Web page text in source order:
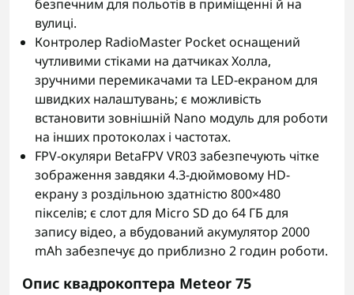
безпечним для польотів в приміщенні й на
вулиці.
Контролер RadioMaster Pocket оснащений
чутливими стіками на датчиках Холла,
зручними перемикачами та LED-екраном для
швидких налаштувань; є можливість
встановити зовнішній Nano модуль для роботи
на інших протоколах і частотах.
FPV-окуляри BetaFPV VR03 забезпечують чітке
зображення завдяки 4.3-дюймовому HD-
екрану з роздільною здатністю 800×480
пікселів; є слот для Micro SD до 64 ГБ для
запису відео, а вбудований акумулятор 2000
mAh забезпечує до приблизно 2 годин роботи.
Опис квадрокоптера Meteor 75